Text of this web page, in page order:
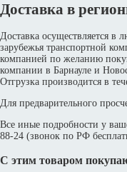
Доставка в
Доставка осуществляется
зарубежья транспортной
компанией по желанию
компании в Барнауле и
Отгрузка производится в
Для предварительного
Все иные подробности у
88-24 (звонок по РФ
С этим товаром